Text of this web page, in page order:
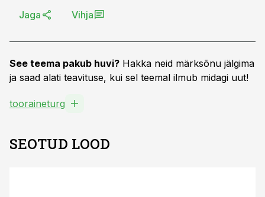
Jaga Vihja
See teema pakub huvi? Hakka neid märksõnu jälgima
ja saad alati teavituse, kui sel teemal ilmub midagi uut!
tooraineturg
SEOTUD LOOD